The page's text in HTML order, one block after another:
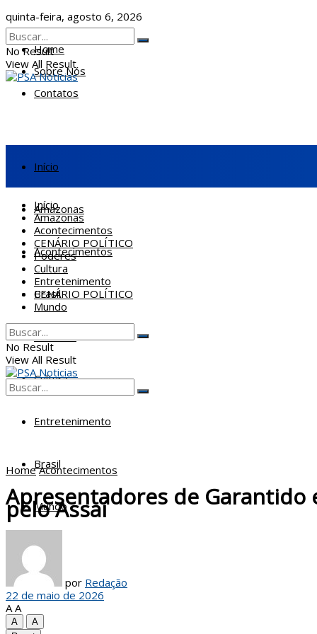
quinta-feira, agosto 6, 2026
Home
Sobre Nós
Contatos
No Result
View All Result
Início
Amazonas
Acontecimentos
CENÁRIO POLÍTICO
Poderes
Cultura
Entretenimento
Brasil
Mundo
Início
Amazonas
Acontecimentos
CENÁRIO POLÍTICO
Poderes
Cultura
Entretenimento
Brasil
Mundo
No Result
View All Result
View All Result
Home Acontecimentos
Apresentadores de Garantido
pelo Assaí
por Redação
22 de maio de 2026
A A
A
A